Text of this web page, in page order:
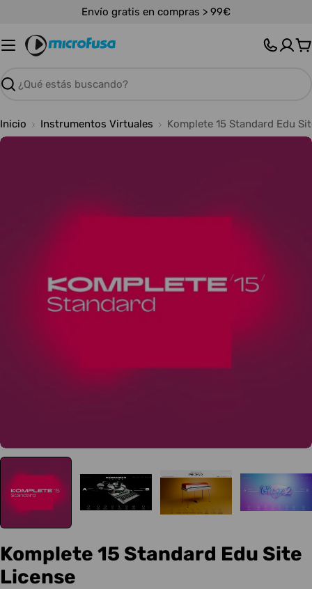
contenido
Envío gratis en compras > 99€
Buscar
Inicio Instrumentos Virtuales Komplete 15 Standard Edu
medios 0 en modal
Komplete 15 Standard Edu Site
License